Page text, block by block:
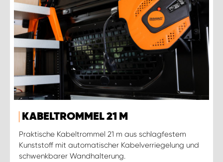
KABELTROMMEL 21 M
Praktische Kabeltrommel 21 m aus schlagfestem
Kunststoff mit automatischer Kabelverriegelung und
schwenkbarer Wandhalterung.